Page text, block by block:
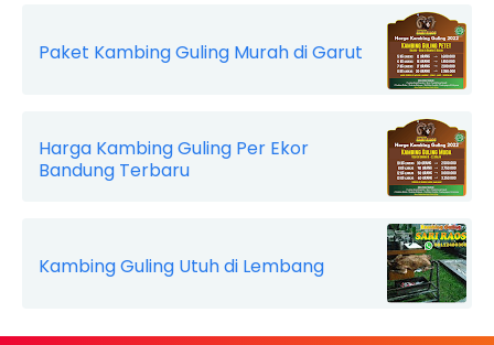
Paket Kambing Guling Murah di Garut
Harga Kambing Guling Per Ekor
Bandung Terbaru
Kambing Guling Utuh di Lembang